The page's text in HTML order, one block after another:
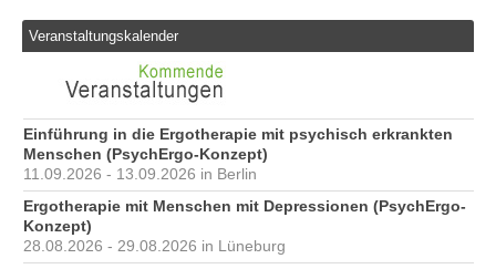
Veranstaltungskalender
Einführung in die Ergotherapie mit psychisch erkrankten
Menschen (PsychErgo-Konzept)
11.09.2026 - 13.09.2026 in Berlin
Ergotherapie mit Menschen mit Depressionen (PsychErgo-
Konzept)
28.08.2026 - 29.08.2026 in Lüneburg